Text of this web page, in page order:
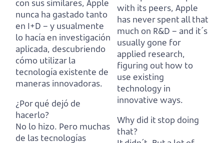
con sus similares, Apple
nunca ha gastado tanto
en I+D – y usualmente
lo hacía en investigación
aplicada, descubriendo
cómo utilizar la
tecnología existente de
maneras innovadoras.
¿Por qué dejó de
hacerlo?
No lo hizo. Pero muchas
de las tecnologías
with its peers, Apple
has never spent all that
much on R&D – and it´s
usually gone for
applied research,
figuring out how to
use existing
technology in
innovative ways.
Why did it stop doing
that?